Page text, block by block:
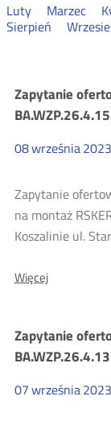
Luty
Marzec
Sierpień
Zapytania
ofertowe
Zapytanie
08września2023
Zapytanie
na montaż
Koszalinie ul.
WięcejO:
sprawa
numer
Zapytanie
07września2023